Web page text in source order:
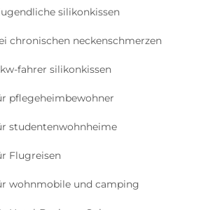
silikonkissen
chronischen neckenschmerzen
fahrer silikonkissen
pflegeheimbewohner
studentenwohnheime
Flugreisen
wohnmobile und camping